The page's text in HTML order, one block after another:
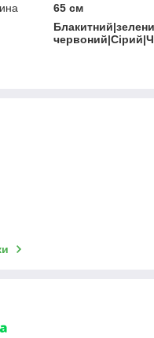
65 см